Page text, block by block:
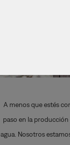
A menos que estés
paso en la
agua. Nosotros